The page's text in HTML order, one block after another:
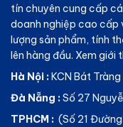
tín chuyên cung cấp
doanh nghiệp cao cấp
lượng sản phẩm, tính
lên hàng đầu. Xem giới
Hà Nội :KCN Bát
Đà Nẵng :Số 27
TPHCM : (Số 21